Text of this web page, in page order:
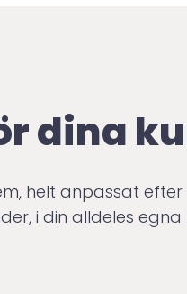
dina
helt anpassat
i din alldeles